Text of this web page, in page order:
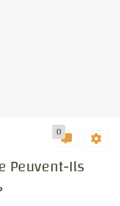
0
Peuvent-Ils